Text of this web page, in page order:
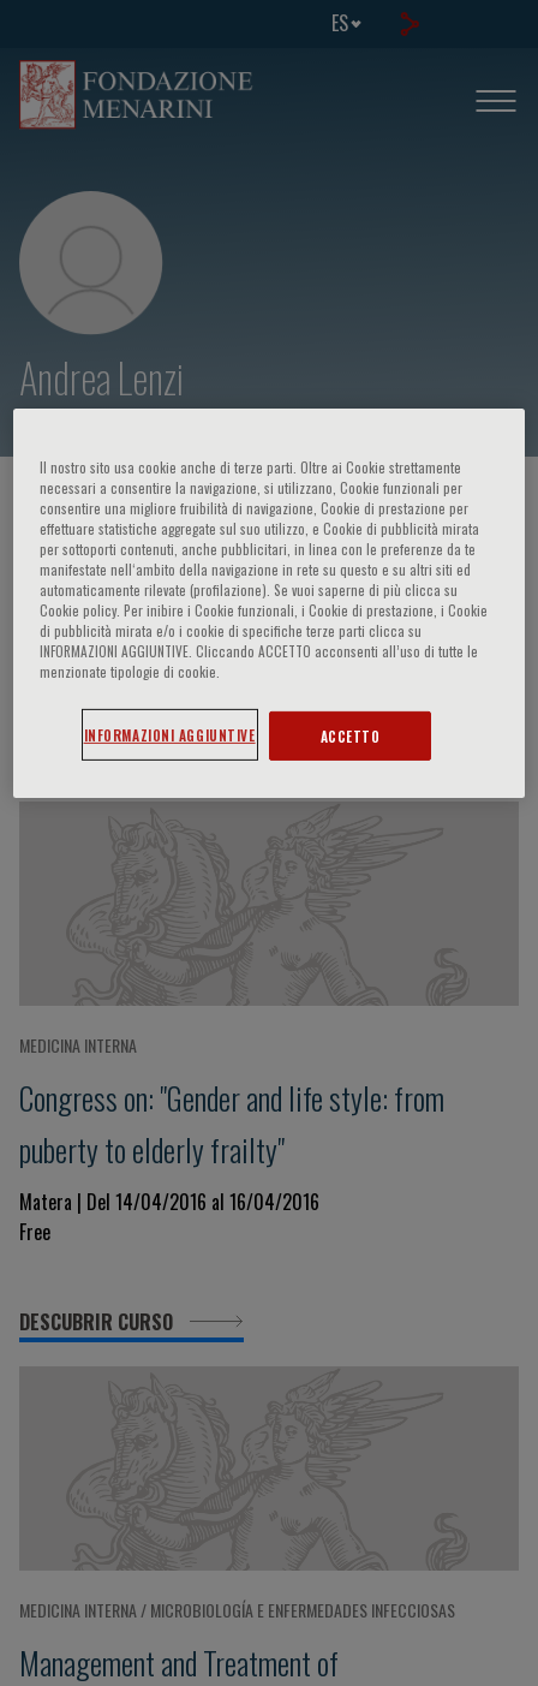
ES
Andrea Lenzi
HOME PAGE / CURSOS Y EVENTOS / ORADOR
Andrea Lenzi
Participaciones del ponente
MEDICINA INTERNA
Congress on: "Gender and life style: from
puberty to elderly frailty"
Matera | Del 14/04/2016 al 16/04/2016
Free
DESCUBRIR CURSO
MEDICINA INTERNA / MICROBIOLOGÍA E ENFERMEDADES INFECCIOSAS
Management and Treatment of
Il nostro sito usa cookie anche di terze parti. Oltre ai Cookie strettamente
necessari a consentire la navigazione, si utilizzano, Cookie funzionali per
consentire una migliore fruibilità di navigazione, Cookie di prestazione per
effettuare statistiche aggregate sul suo utilizzo, e Cookie di pubblicità mirata
per sottoporti contenuti, anche pubblicitari, in linea con le preferenze da te
manifestate nell‘ambito della navigazione in rete su questo e su altri siti ed
automaticamente rilevate (profilazione). Se vuoi saperne di più clicca su
Cookie policy. Per inibire i Cookie funzionali, i Cookie di prestazione, i Cookie
di pubblicità mirata e/o i cookie di specifiche terze parti clicca su
INFORMAZIONI AGGIUNTIVE. Cliccando ACCETTO acconsenti all’uso di tutte le
menzionate tipologie di cookie.
INFORMAZIONI AGGIUNTIVE ACCETTO